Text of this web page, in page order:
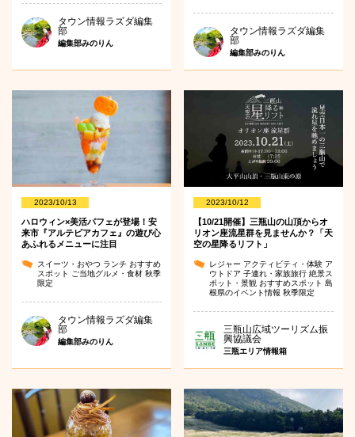
タウン情報ラズダ編集
部
編集部みのりん
タウン情報ラズダ編集
部
編集部みのりん
2023/10/13
ハロウィン×美活パフェが登場！安
来市『アルテピアカフェ』の遊び心
あふれるメニューに注目
スイーツ・おやつ ランチ おすすめ
スポット
ご当地グルメ・食材 秋季
限定
タウン情報ラズダ編集
部
編集部みのりん
2023/10/12
【10/21開催】三瓶山の山頂からオ
リオン座流星群を見ませんか？「天
空の星降るリフト」
レジャー アクティビティ・体験 ア
ウトドア子連れ・家族旅行絶景ス
ポット・景観 おすすめスポット島
根県のイベント情報秋季限定
三瓶山広域ツーリズム振
興協議会
三瓶エリア情報箱